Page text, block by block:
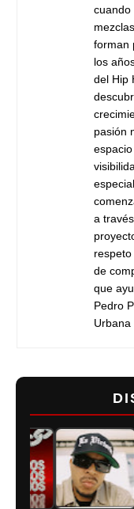
cuando
forman
los
del Hip
pasión
a
de
que
Pedro
Urbana